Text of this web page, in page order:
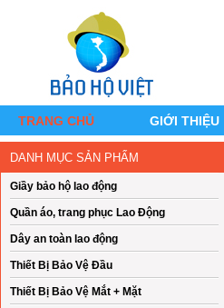
TRANG CHỦ GIỚI THIỆU
DANH MỤC SẢN PHẨM
Giầy bảo hộ lao động
Quần áo, trang phục Lao Động
Dây an toàn lao động
Thiết Bị Bảo Vệ Đầu
Thiết Bị Bảo Vệ Mắt + Mặt